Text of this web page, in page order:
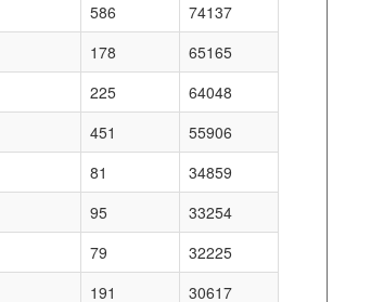
586
74137
178
65165
225
64048
451
55906
81
34859
95
33254
79
32225
191
30617